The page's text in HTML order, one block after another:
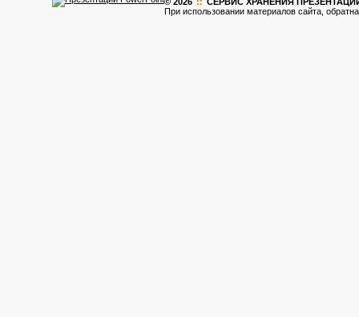
При использовании материалов сайта,